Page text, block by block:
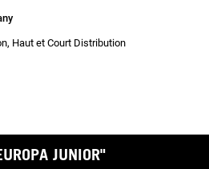
Haut et Court Distribution
JUNIOR"